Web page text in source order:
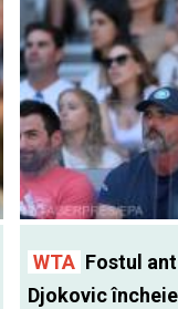
WTA Fostul
Djokovic